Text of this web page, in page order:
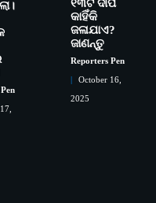
୧୩ଟି ଦୀପ
କାହିଁକି
ଜଳାଯାଏ?
ଜାଣନ୍ତୁ
Reporters Pen
October 16,
2025
ଦିବସରେ